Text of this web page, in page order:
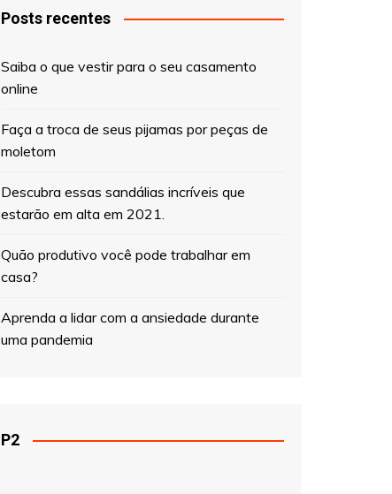
Posts recentes
Saiba o que vestir para o seu casamento
online
Faça a troca de seus pijamas por peças de
moletom
Descubra essas sandálias incríveis que
estarão em alta em 2021.
Quão produtivo você pode trabalhar em
casa?
Aprenda a lidar com a ansiedade durante
uma pandemia
P2